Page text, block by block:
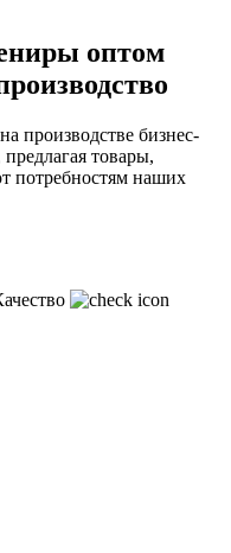
оптом
производстве бизнес-
товары,
потребностям наших